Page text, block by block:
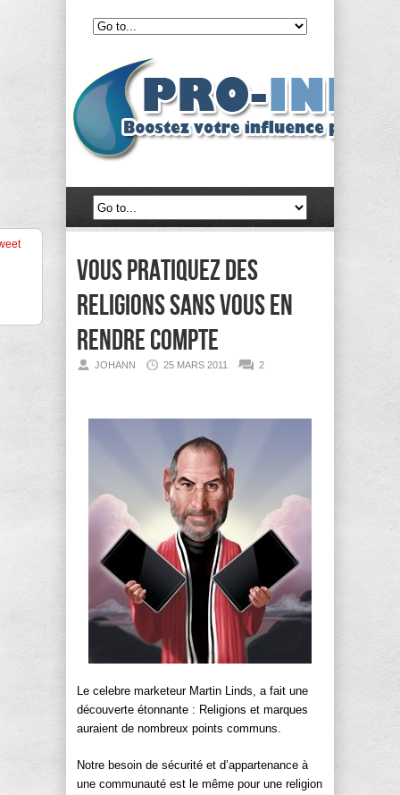
Vous pratiquez des
religions sans vous en
rendre compte
JOHANN 25 MARS 2011 2
Le celebre marketeur Martin Linds, a fait une
découverte étonnante : Religions et marques
auraient de nombreux points communs.
Notre besoin de sécurité et d’appartenance à
une communauté est le même pour une religion